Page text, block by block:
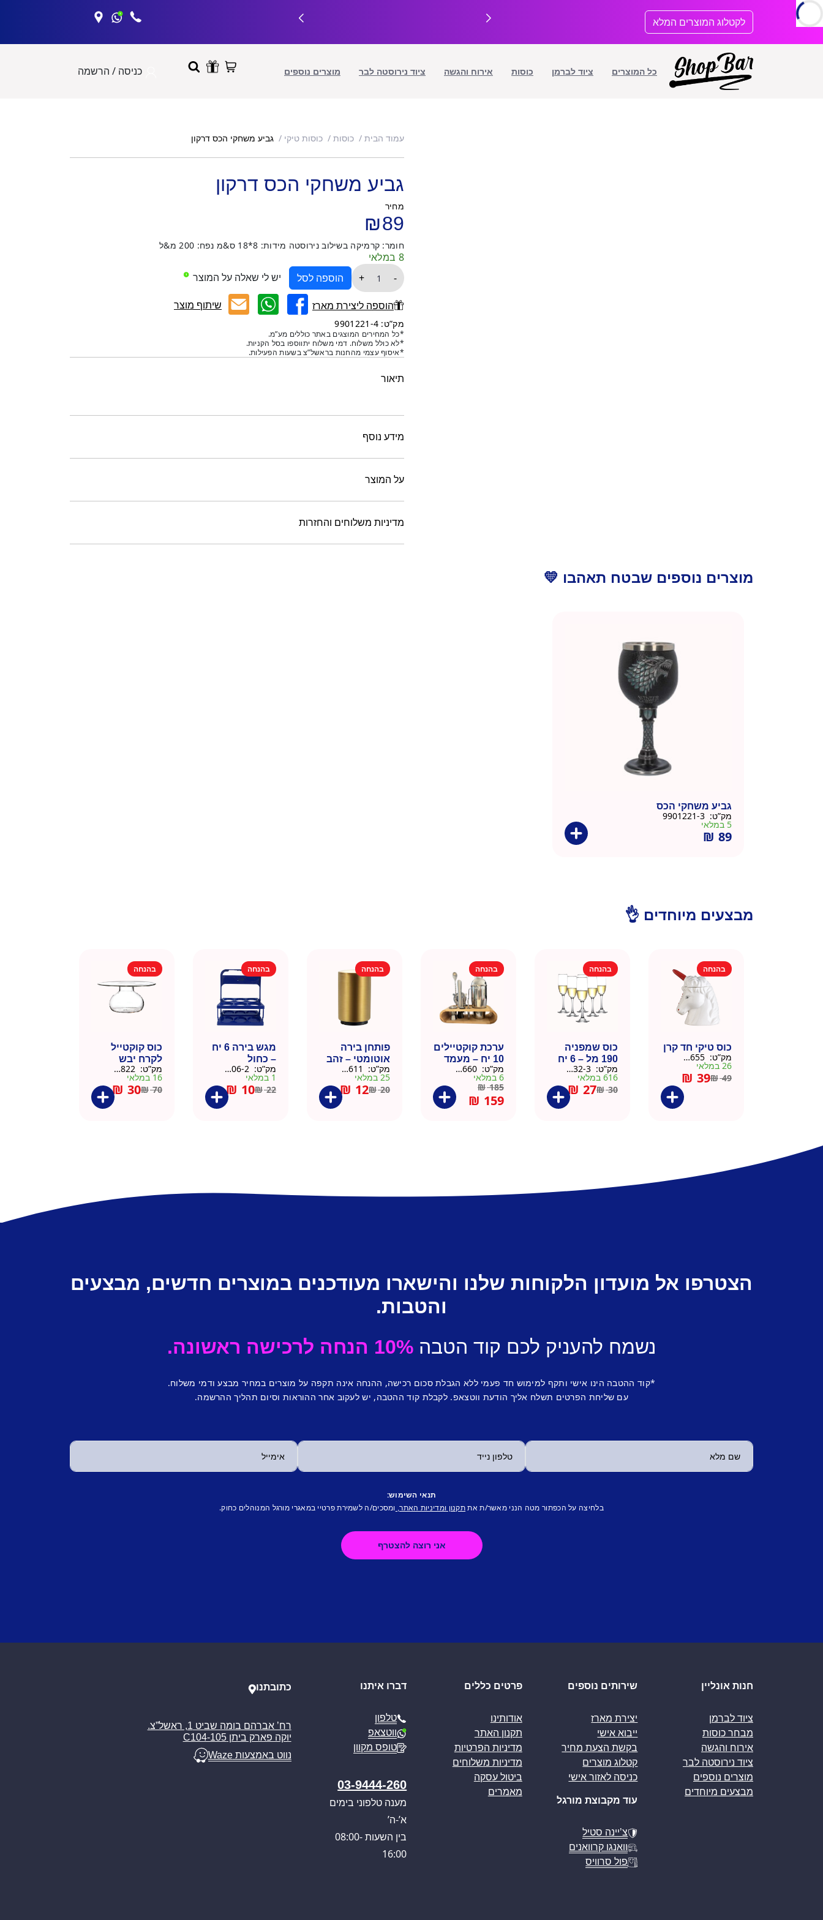
לתוכן
לקטלוג המוצרים המלא
כל המוצרים ציוד לברמן כוסות אירוח והגשה ציוד נירוסטה לבר מוצרים נוספים כניסה / הרשמה
עמוד הבית כוסות כוסות טיקי גביע משחקי הכס דרקון
גביע משחקי הכס דרקון
מחיר
₪89
חומר: קרמיקה בשילוב נירוסטה מידות: 8*18 ס&מ נפח: 200 מ&ל
8 במלאי
-
כמות
גביע
משחקי
הכס
דרקון
+ הוספה לסל יש לי שאלה על המוצר
הוספה ליצירת מארז שיתוף מוצר
מק”ט: 9901221-4
*כל המחירים המוצגים באתר כוללים מע”מ.
*לא כולל משלוח. דמי משלוח יתווספו בסל הקניות.
*איסוף עצמי מהחנות בראשל”צ בשעות הפעילות.
תיאור
מידע נוסף
על המוצר
מדיניות משלוחים והחזרות
מוצרים נוספים שבטח תאהבו 💛
גביע משחקי הכס
מק”ט:
5 במלאי
₪ 89
מבצעים מיוחדים 👌
בהנחה
כוס טיקי חד קרן
מק”ט:
26 במלאי
₪49
₪ 39
בהנחה
כוס שמפניה
190 מל – 6 יח
מק”ט:
616 במלאי
₪30
₪ 27
בהנחה
ערכת קוקטיילים
10 יח – מעמד
עץ
מק”ט:
6 במלאי
₪185
₪ 159
בהנחה
פותחן בירה
אוטומטי – זהב
מק”ט:
25 במלאי
₪20
₪ 12
בהנחה
מגש בירה 6 יח
– כחול
מק”ט:
1 במלאי
₪22
₪ 10
בהנחה
כוס קוקטייל
לקרח יבש
צלוחית 450 מל
מק”ט:
16 במלאי
₪70
₪ 30
הצטרפו אל מועדון הלקוחות שלנו והישארו מעודכנים במוצרים חדשים, מבצעים
והטבות.
נשמח להעניק לכם קוד הטבה 10% הנחה לרכישה ראשונה.
*קוד ההטבה הינו אישי ותקף למימוש חד פעמי ללא הגבלת סכום רכישה, ההנחה אינה תקפה על מוצרים במחיר מבצע ודמי משלוח.
עם שליחת הפרטים תשלח אליך הודעת ווטצאפ. לקבלת קוד ההטבה, יש לעקוב אחר ההוראות וסיום תהליך ההרשמה.
תנאי השימוש:
בלחיצה על הכפתור מטה הנני מאשר/ת את תקנון ומדיניות האתר, ומסכים/ה לשמירת פרטיי במאגרי מורגל המנוהלים כחוק.
חנות אונליין
ציוד לברמן
מבחר כוסות
אירוח והגשה
ציוד נירוסטה לבר
מוצרים נוספים
מבצעים מיוחדים
שירותים נוספים
יצירת מארז
ייבוא אישי
בקשת הצעת מחיר
קטלוג מוצרים
כניסה לאזור אישי
עוד מקבוצת מורגל
צ’יינה סטיל
וואנגו קרוואנים
פול סרוויס
פרטים כללים
אודותינו
תקנון האתר
מדיניות הפרטיות
מדיניות משלוחים
ביטול עסקה
מאמרים
דברו איתנו
טלפון
ווטצאפ
טופס מקוון
03-9444-260
מענה טלפוני בימים
א’-ה’
בין השעות 08:00-
16:00
כתובתנו
רח’ אברהם בומה שביט 1, ראשל”צ.
יוקה פארק ביתן C104-105
נווט באמצעות Waze